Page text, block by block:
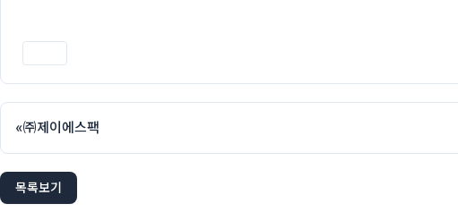
«㈜제이에스팩
목록보기